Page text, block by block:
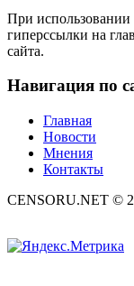
При использовании
гиперссылки на
сайта.
Навигация по
Главная
Новости
Мнения
Контакты
CENSORU.NET ©